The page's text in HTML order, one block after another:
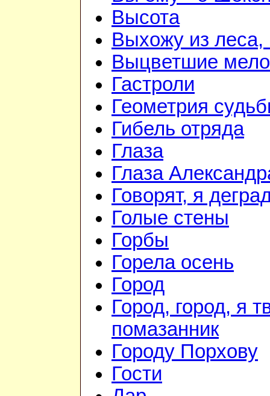
Высота
Выхожу из леса,
Выцветшие
Гастроли
Геометрия
Гибель отряда
Глаза
Глаза
Говорят, я
Голые стены
Горбы
Горела осень
Город
Город, город, я
помазанник
Городу Порхову
Гости